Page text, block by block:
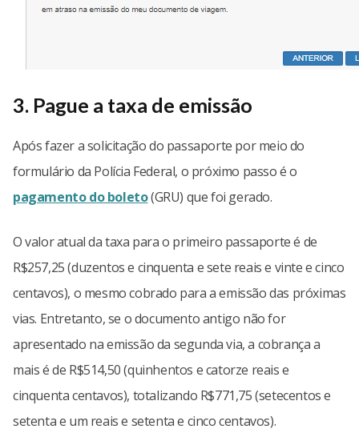
3. Pague a taxa de emissão
Após fazer a solicitação do passaporte por meio do
formulário da Polícia Federal, o próximo passo é o
pagamento do boleto(GRU) que foi gerado.
O valor atual da taxa para o primeiro passaporte é de
R$257,25 (duzentos e cinquenta e sete reais e vinte e cinco
centavos), o mesmo cobrado para a emissão das próximas
vias. Entretanto, se o documento antigo não for
apresentado na emissão da segunda via, a cobrança a
mais é de R$514,50 (quinhentos e catorze reais e
cinquenta centavos), totalizando R$771,75 (setecentos e
setenta e um reais e setenta e cinco centavos).